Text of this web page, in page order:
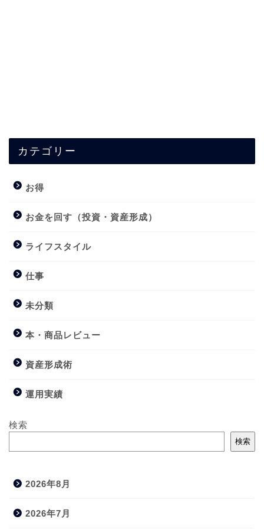
カテゴリー
お得
お金を回す（投資・資産形成）
ライフスタイル
仕事
未分類
本・商品レビュー
資産形成術
運用実績
検索
検索
2026年8月
2026年7月